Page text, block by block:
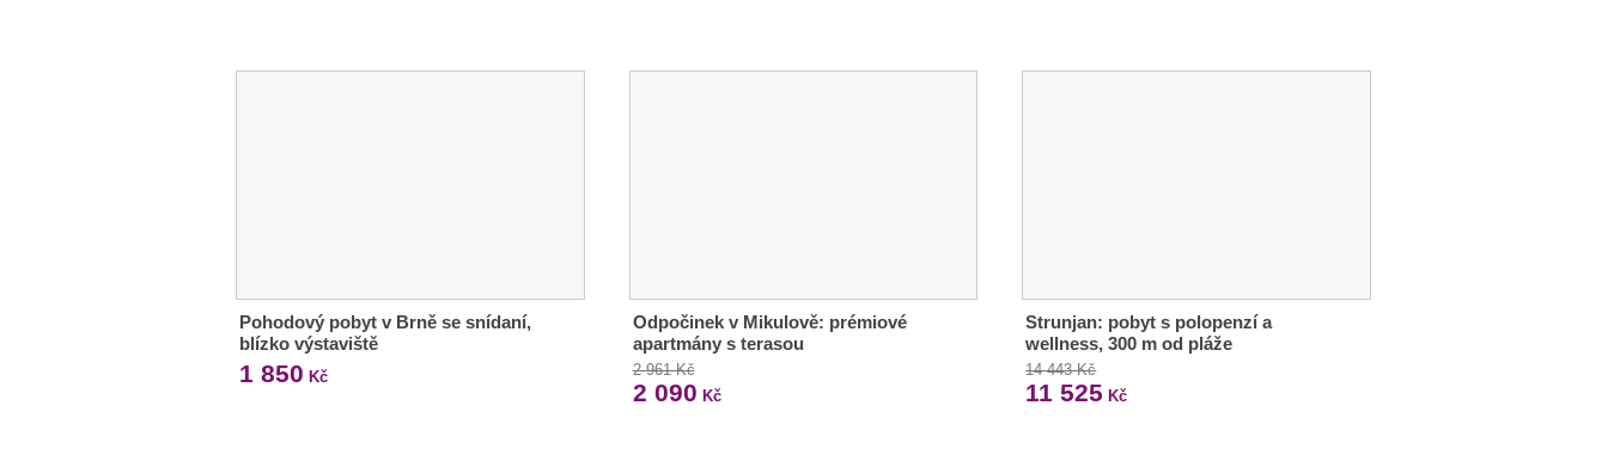
Pohodový pobyt v Brně se snídaní,
blízko výstaviště
1 850 Kč
Odpočinek v Mikulově: prémiové
apartmány s terasou
2 961 Kč
2 090 Kč
Strunjan: pobyt s polopenzí a
wellness, 300 m od pláže
14 443 Kč
11 525 Kč